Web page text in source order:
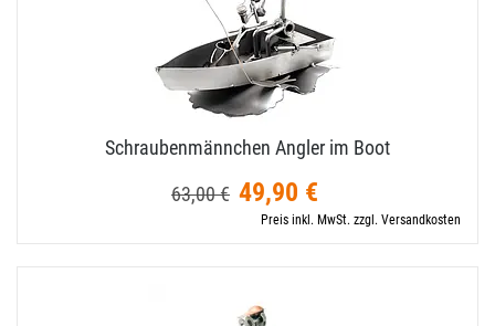
Schraubenmännchen Angler im Boot
63,00 € 49,90 €
Preis inkl. MwSt. zzgl. Versandkosten